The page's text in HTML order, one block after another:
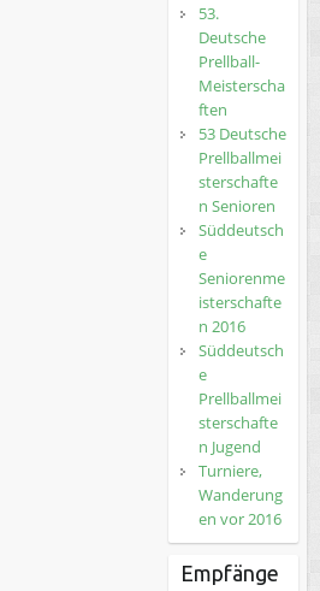
53.
Deutsche
Prellball-
Meisterscha
ften
53 Deutsche
Prellballmei
sterschafte
n Senioren
Süddeutsch
e
Seniorenme
isterschafte
n 2016
Süddeutsch
e
Prellballmei
sterschafte
n Jugend
Turniere,
Wanderung
en vor 2016
Empfänge